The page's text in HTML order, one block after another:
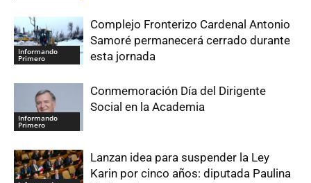
Informando
Primero
Complejo Fronterizo Cardenal Antonio
Samoré permanecerá cerrado durante
esta jornada
Informando
Primero
Conmemoración Día del Dirigente
Social en la Academia
Lanzan idea para suspender la Ley
Karin por cinco años: diputada Paulina